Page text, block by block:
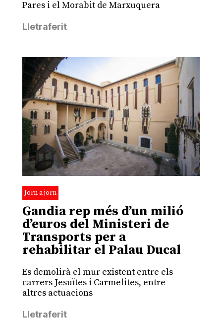
Pares i el Morabit de Marxuquera
Lletraferit
Jorn a jorn
Gandia rep més d’un milió
d’euros del Ministeri de
Transports per a
rehabilitar el Palau Ducal
Es demolirà el mur existent entre els
carrers Jesuïtes i Carmelites, entre
altres actuacions
Lletraferit